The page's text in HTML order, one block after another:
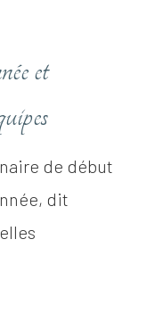
et
de début
dit